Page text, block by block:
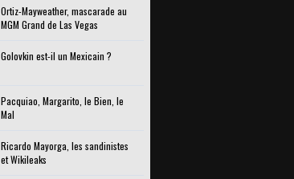
Ortiz-Mayweather, mascarade au
MGM Grand de Las Vegas
Golovkin est-il un Mexicain ?
Pacquiao, Margarito, le Bien, le
Mal
Ricardo Mayorga, les sandinistes
et Wikileaks